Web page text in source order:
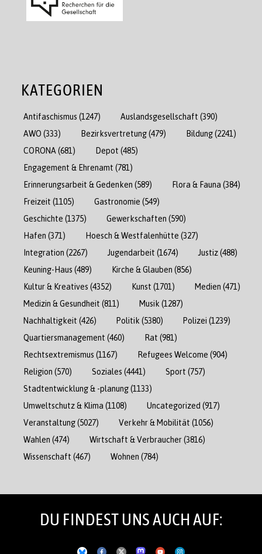
KATEGORIEN
Antifaschismus (1247) Auslandsgesellschaft (390)
AWO (333) Bezirksvertretung(479) Bildung(2241)
CORONA (681) Depot (485)
Engagement & Ehrenamt (781)
Erinnerungsarbeit & Gedenken (589) Flora & Fauna (384)
Freizeit (1105) Gastronomie (549)
Geschichte (1375) Gewerkschaften (590)
Hafen (371) Hoesch & Westfalenhütte (327)
Integration (2267) Jugendarbeit (1674) Justiz(488)
Keuning-Haus (489) Kirche & Glauben (856)
Kultur & Kreatives (4352) Kunst (1701) Medien (471)
Medizin & Gesundheit (811) Musik (1287)
Nachhaltigkeit (426) Politik (5380) Polizei (1239)
Quartiersmanagement (460) Rat (981)
Rechtsextremismus (1167) Refugees Welcome (904)
Religion (570) Soziales (4441) Sport (757)
Stadtentwicklung & -planung(1133)
Umweltschutz & Klima (1108) Uncategorized (917)
Veranstaltung(5027) Verkehr & Mobilität (1056)
Wahlen (474) Wirtschaft & Verbraucher(3816)
Wissenschaft (467) Wohnen (784)
DU FINDEST UNS AUCH AUF: